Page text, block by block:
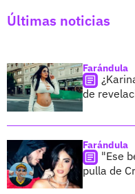
Últimas noticias
Farándula
de
Farándula
"Ese
pulla de